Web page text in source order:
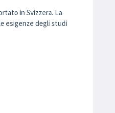
in Svizzera. La
esigenze degli studi